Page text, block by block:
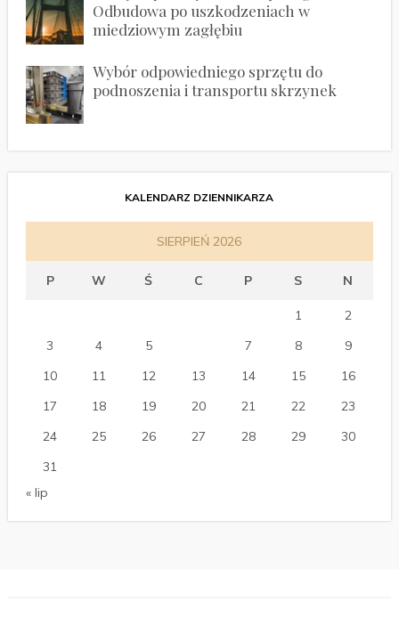
Odbudowa po uszkodzeniach w
miedziowym zagłębiu
Wybór odpowiedniego sprzętu do
podnoszenia i transportu skrzynek
KALENDARZ DZIENNIKARZA
SIERPIEŃ 2026
P W Ś C P S N
1
2
3
4 5 7 8
9
10
11 12 13 14 15
16
17
18 19 20 21 22
23
24
25 26 27 28 29
30
31
« lip